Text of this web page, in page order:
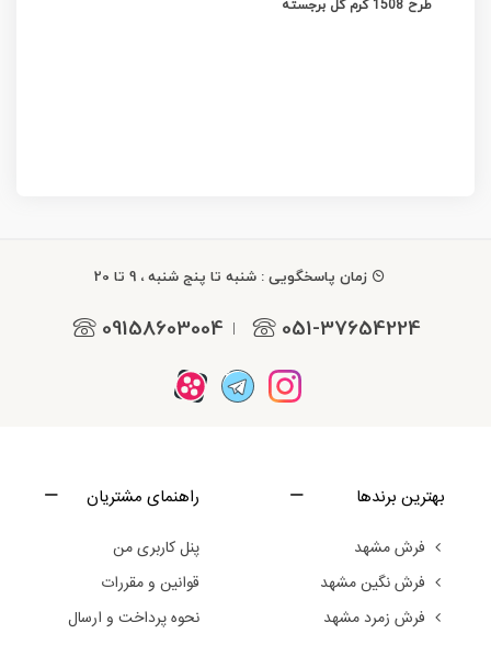
طرح 1508 کرم گل برجسته
زمان پاسخگویی : شنبه تا پنج شنبه ، 9 تا 20
051-37654224
|
09158603004
بهترین برندها
فرش مشهد
فرش نگین مشهد
فرش زمرد مشهد
راهنمای مشتریان
پنل کاربری من
قوانین و مقررات
نحوه پرداخت و ارسال